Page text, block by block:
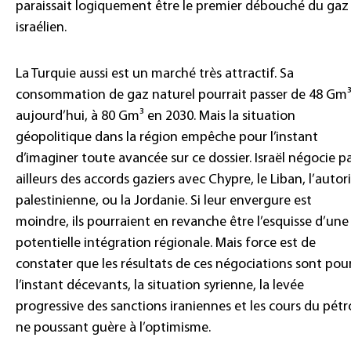
paraissait logiquement être le premier débouché du gaz
israélien.
La Turquie aussi est un marché très attractif. Sa
consommation de gaz naturel pourrait passer de 48 Gm³
aujourd’hui, à 80 Gm³ en 2030. Mais la situation
géopolitique dans la région empêche pour l’instant
d’imaginer toute avancée sur ce dossier. Israël négocie
ailleurs des accords gaziers avec Chypre, le Liban,
palestinienne, ou la Jordanie. Si leur envergure est
moindre, ils pourraient en revanche être l’esquisse d’une
potentielle intégration régionale. Mais force est de
constater que les résultats de ces négociations sont
l’instant décevants, la situation syrienne, la levée
progressive des sanctions iraniennes et les cours du
ne poussant guère à l’optimisme.